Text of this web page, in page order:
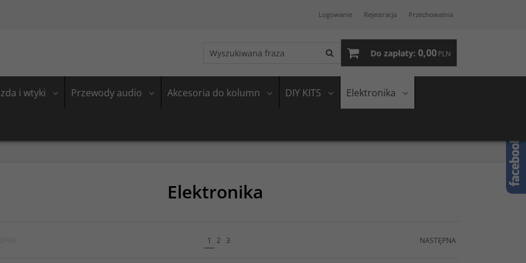
Logowanie Rejestracja Przechowalnia
Do zapłaty: 0,00PLN
i wtyki Przewody audio Akcesoria do kolumn DIY KITS Elektronika
Elektronika
1 2 3 NASTĘPNA